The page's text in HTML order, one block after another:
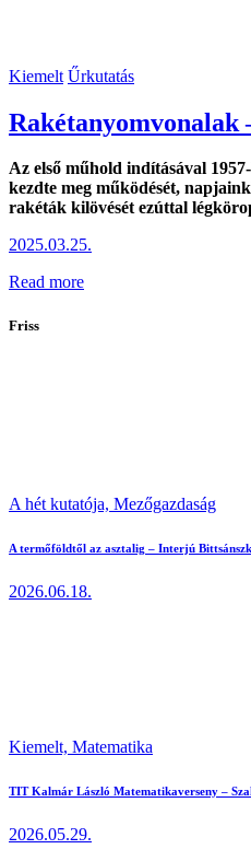
Kiemelt Űrkutatás
Rakétanyomvonalak
Az első műhold indításával
kezdte meg működését,
rakéták kilövését ezúttal
2025.03.25.
Read more
Friss
A hét kutatója, Mezőgazdaság
A termőföldtől az asztalig – Interjú
2026.06.18.
Kiemelt, Matematika
TIT Kalmár László Matematikaverseny –
2026.05.29.